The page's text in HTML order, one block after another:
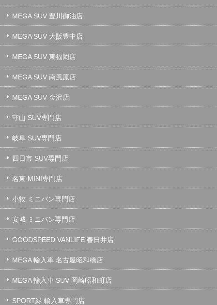
MEGA SUV 豊川御油店
MEGA SUV 大阪豊中店
MEGA SUV 東福岡店
MEGA SUV 南風原店
MEGA SUV 金沢店
守山 SUV専門店
岐阜 SUV専門店
四日市 SUV専門店
名東 MINI専門店
小牧 ミニバン専門店
安城 ミニバン専門店
GOODSPEED VANLIFE 春日井店
MEGA 輸入車 名古屋昭和橋店
MEGA 輸入車 SUV 岡崎昭和町店
SPORT緑 輸入車専門店